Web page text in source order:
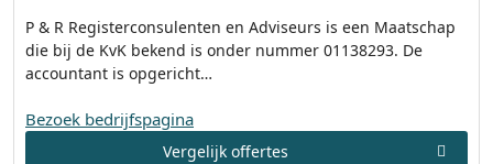
P & R Registerconsulenten en Adviseurs is een Maatschap
die bij de KvK bekend is onder nummer 01138293. De
accountant is opgericht…
Bezoek bedrijfspagina
Vergelijk offertes